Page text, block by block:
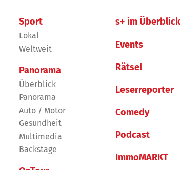
Sport
Lokal
Weltweit
Panorama
Überblick
Panorama
Auto / Motor
Gesundheit
Multimedia
Backstage
s+ im Überblick
Events
Rätsel
Leserreporter
Comedy
Podcast
ImmoMARKT